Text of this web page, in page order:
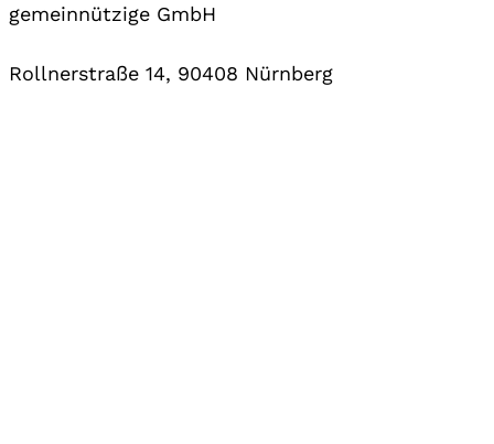
gemeinnützige GmbH
Rollnerstraße 14, 90408 Nürnberg